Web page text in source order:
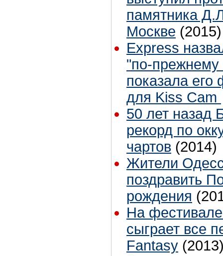
памятника
Москве (2015)
Express
"по-
показала
для Kiss Cam
50 лет назад
рекорд по
чартов (2014)
Жители
поздравить
рождения
На
сыграет все
Fantasy